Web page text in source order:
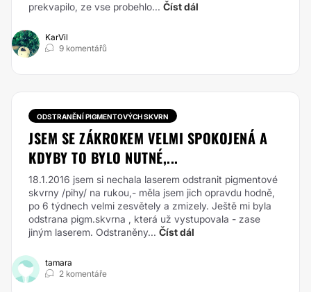
prekvapilo, ze vse probehlo... Číst dál
KarVil
9 komentářů
ODSTRANĚNÍ PIGMENTOVÝCH SKVRN
JSEM SE ZÁKROKEM VELMI SPOKOJENÁ A
KDYBY TO BYLO NUTNÉ,...
18.1.2016 jsem si nechala laserem odstranit pigmentové
skvrny /pihy/ na rukou,- měla jsem jich opravdu hodně,
po 6 týdnech velmi zesvětely a zmizely. Ještě mi byla
odstrana pigm.skvrna , která už vystupovala - zase
jiným laserem. Odstraněny... Číst dál
tamara
2 komentáře